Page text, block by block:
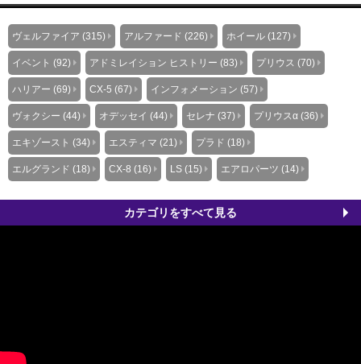
ヴェルファイア (315) アルファード (226) ホイール (127)
イベント (92) アドミレイション ヒストリー (83) プリウス (70)
ハリアー (69) CX-5 (67) インフォメーション (57)
ヴォクシー (44) オデッセイ (44) セレナ (37) プリウスα (36)
エキゾースト (34) エスティマ (21) プラド (18)
エルグランド (18) CX-8 (16) LS (15) エアロパーツ (14)
カテゴリをすべて見る